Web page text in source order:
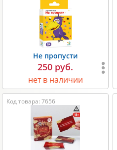
Не пропусти
250 руб.
нет в наличии
Код товара: 7656